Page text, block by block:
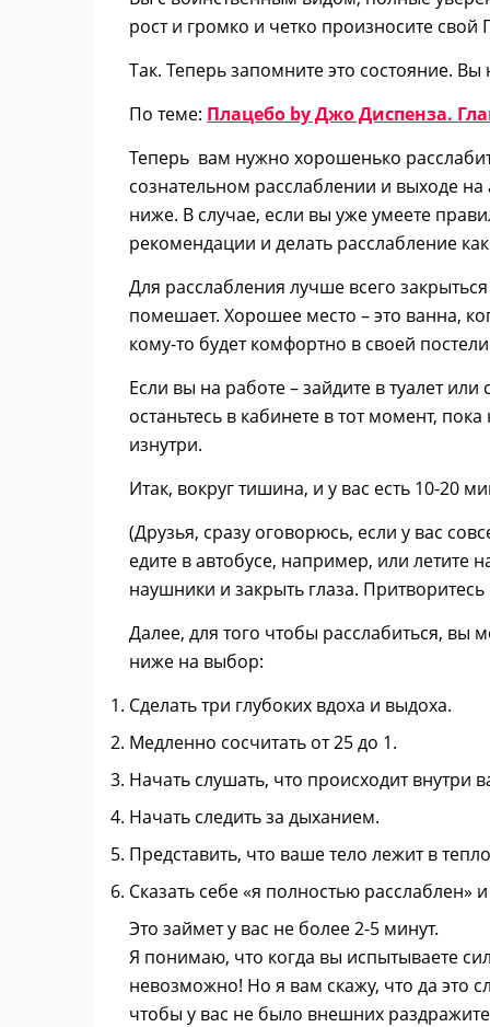
рост и громко и четко произносите свой
Так. Теперь запомните это состояние.
По теме: Плацебо by Джо Диспенза.
Теперь вам нужно хорошенько
сознательном расслаблении и выходе на
ниже. В случае, если вы уже умеете
рекомендации и делать расслабление
Для расслабления лучше всего
помешает. Хорошее место – это ванна,
кому-то будет комфортно в своей
Если вы на работе – зайдите в туалет
останьтесь в кабинете в тот момент,
изнутри.
Итак, вокруг тишина, и у вас есть 10-20
(Друзья, сразу оговорюсь, если у вас
едите в автобусе, например, или летите
наушники и закрыть глаза.
Далее, для того чтобы расслабиться, вы
ниже на выбор:
Сделать три глубоких вдоха и выдоха.
Медленно сосчитать от 25 до 1.
Начать слушать, что происходит внутри
Начать следить за дыханием.
Представить, что ваше тело лежит в
Сказать себе «я полностью расслаблен»
Это займет у вас не более 2-5 минут.
Я понимаю, что когда вы испытываете
невозможно! Но я вам скажу, что да это
чтобы у вас не было внешних